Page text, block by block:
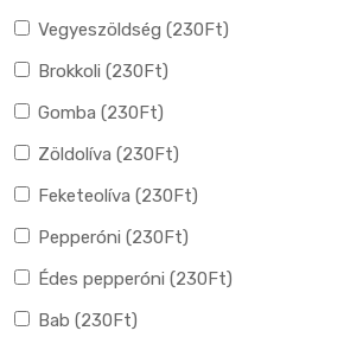
Vegyeszöldség (230Ft)
Brokkoli (230Ft)
Gomba (230Ft)
Zöldolíva (230Ft)
Feketeolíva (230Ft)
Pepperóni (230Ft)
Édes pepperóni (230Ft)
Bab (230Ft)